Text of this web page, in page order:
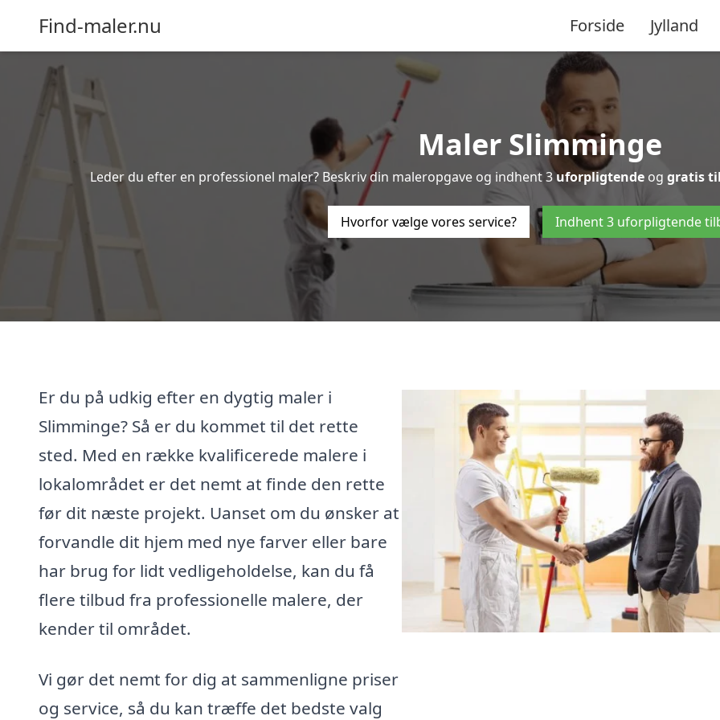
Find-maler.nu Forside Jylland
Maler Slimminge
Leder du efter en professionel maler? Beskriv din maleropgave og indhent 3uforpligtende og gratis
Hvorfor vælge vores service? Indhent 3 uforpligtende
Er du på udkig efter en dygtig maler i
Slimminge? Så er du kommet til det rette
sted. Med en række kvalificerede malere i
lokalområdet er det nemt at finde den rette
før dit næste projekt. Uanset om du ønsker at
forvandle dit hjem med nye farver eller bare
har brug for lidt vedligeholdelse, kan du få
flere tilbud fra professionelle malere, der
kender til området.
Vi gør det nemt for dig at sammenligne priser
og service, så du kan træffe det bedste valg